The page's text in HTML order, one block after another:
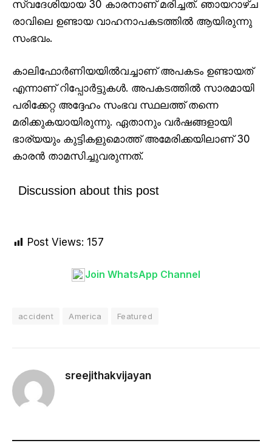
സ്വദേശിയായ 30 കാരനാണ് മരിച്ചത്. ഞായറാഴ്ച
രാവിലെ ഉണ്ടായ വാഹനാപകടത്തിൽ ആയിരുന്നു
സംഭവം.
കാലിഫോർണിയയിൽവച്ചാണ് അപകടം ഉണ്ടായത്
എന്നാണ് റിപ്പോർട്ടുകൾ. അപകടത്തിൽ സാരമായി
പരിക്കേറ്റ അദ്ദേഹം സംഭവ സ്ഥലത്ത് തന്നെ
മരിക്കുകയായിരുന്നു. ഏതാനും വർഷങ്ങളായി
ഭാര്യയും കുട്ടികളുമൊത്ത് അമേരിക്കയിലാണ് 30
കാരൻ താമസിച്ചുവരുന്നത്.
Discussion about this post
Post Views: 157
Join WhatsApp Channel
accident America Featured
sreejithakvijayan